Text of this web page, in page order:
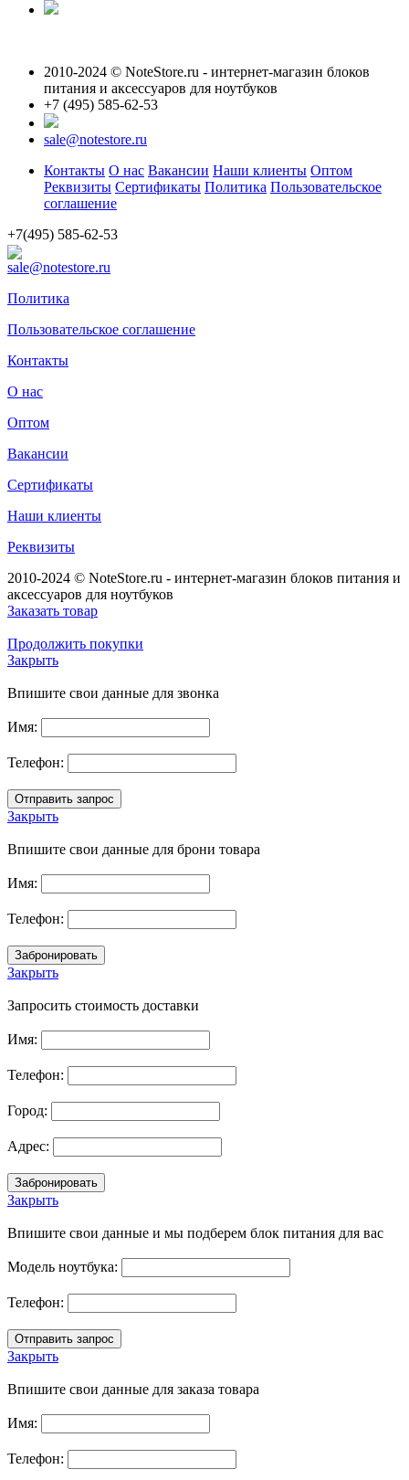
2010-2024 © NoteStore.ru - интернет-магазин блоков
питания и аксессуаров для ноутбуков
+7 (495) 585-62-53
sale@notestore.ru
Контакты О нас Вакансии Наши клиенты Оптом
Реквизиты Сертификаты Политика Пользовательское
соглашение
+7(495) 585-62-53
sale@notestore.ru
Политика
Пользовательское соглашение
Контакты
О нас
Оптом
Вакансии
Сертификаты
Наши клиенты
Реквизиты
2010-2024 © NoteStore.ru - интернет-магазин блоков питания и
аксессуаров для ноутбуков
Заказать товар
Продолжить покупки
Закрыть
Впишите свои данные для звонка
Имя:
Телефон:
Закрыть
Впишите свои данные для брони товара
Имя:
Телефон:
Закрыть
Запросить стоимость доставки
Имя:
Телефон:
Город:
Адрес:
Закрыть
Впишите свои данные и мы подберем блок питания для вас
Модель ноутбука:
Телефон:
Закрыть
Впишите свои данные для заказа товара
Имя:
Телефон: